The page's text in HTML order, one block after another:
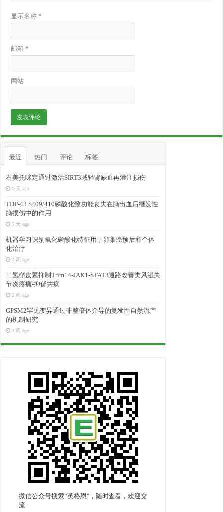
显示名称*
邮箱*
网站
最近 热门 评论 标签
右美托咪定通过激活SIRT3减轻肾缺血再灌注损伤
1 天 ago
TDP-43 S409/410磷酸化致功能丧失在脑出血后继发性
脑损伤中的作用
5 天 ago
机器学习识别氧化磷酸化特征用于卵巢癌预后和个体
化治疗
2 周 ago
二氢槲皮素抑制Trim14-JAK1-STAT3通路改善类风湿关
节炎疼痛-抑郁共病
2 周 ago
GPSM2罕见变异通过非整倍体介导的复发性自然流产
的机制研究
3 周 ago
微信公众号搜索“英格恩"，随时查看，欢迎交
流